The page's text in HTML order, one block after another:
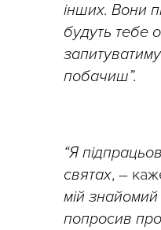
інших. Вони
будуть тебе
побачиш”.
“Я
святах, –
мій
попросив